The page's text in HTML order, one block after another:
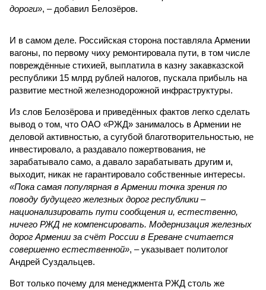
дороги», – добавил Белозёров.
И в самом деле. Российская сторона поставляла Армении
вагоны, по первому чиху ремонтировала пути, в том числе
повреждённые стихией, выплатила в казну закавказской
республики 15 млрд рублей налогов, пускала прибыль на
развитие местной железнодорожной инфраструктуры.
Из слов Белозёрова и приведённых фактов легко сделать
вывод о том, что ОАО «РЖД» занималось в Армении не
деловой активностью, а сугубой благотворительностью, не
инвестировало, а раздавало пожертвования, не
зарабатывало само, а давало зарабатывать другим и,
выходит, никак не гарантировало собственные интересы.
«Пока самая популярная в Армении точка зрения по
поводу будущего железных дорог рес­публики –
национализировать пути сообщения и, естественно,
ничего РЖД не компенсировать. Модернизация железных
дорог Армении за счёт России в Ереване считается
совершенно естественной», – указывает политолог
Андрей Суздальцев.
Вот только почему для менеджмента РЖД столь же